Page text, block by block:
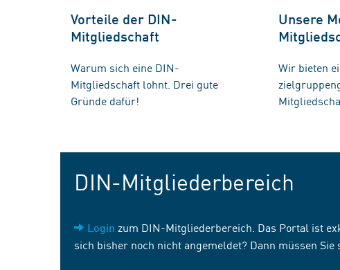
Vorteile der DIN-
Mitgliedschaft
Warum sich eine DIN-
Mitgliedschaft lohnt. Drei gute
Gründe dafür!
Unsere
Wir bieten
DIN-Mitgliederbereich
Login zum DIN-Mitgliederbereich. Das Portal ist
sich bisher noch nicht angemeldet? Dann müssen